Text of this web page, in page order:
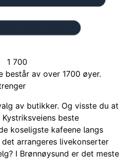
1 700
består av over 1700 øyer.
av butikker. Og visste du at
beste
koseligste kafeene langs
arrangeres livekonserter
I Brønnøysund er det meste